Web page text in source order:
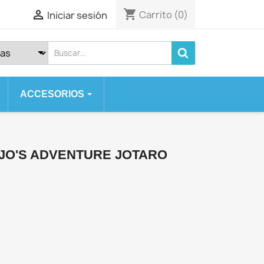
 Iniciar sesión shopping_cart Carrito (0)
ACCESORIOS
ADVENTURE JOTARO